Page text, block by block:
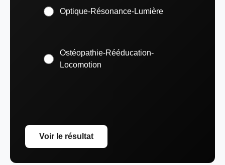
Optique-Résonance-Lumière
Ostéopathie-Rééducation-
Locomotion
Voir le résultat